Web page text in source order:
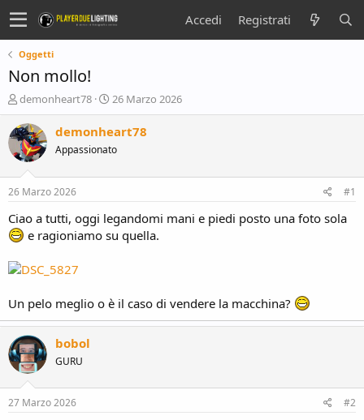
Accedi Registrati
Oggetti
Non mollo!
C
r
e
a
t
e
D
i
s
u
s
i
o
n
e
demonheart78
D
a
t
d
i
z
i
26 Marzo 2026
demonheart78
Appassionato
26 Marzo 2026 #1
Ciao a tutti, oggi legandomi mani e piedi posto una foto sola
e ragioniamo su quella.
Un pelo meglio o è il caso di vendere la macchina?
bobol
GURU
27 Marzo 2026 #2